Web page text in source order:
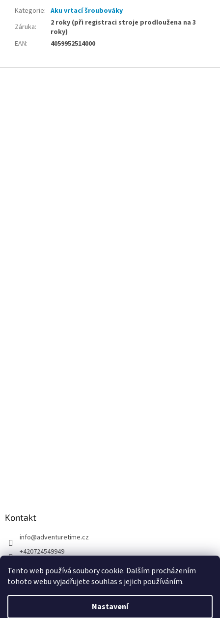
Tento web používá soubory cookie. Dalším procházením
tohoto webu vyjadřujete souhlas s jejich používáním.
Nastavení
Kategorie: Aku vrtací šroubováky
Záruka:
2 roky (při registraci stroje prodloužena na 3
roky)
EAN: 4059952514000
Kontakt
info@adventuretime.cz
+420724549949
+420606618099
Vytvořil Shoptet